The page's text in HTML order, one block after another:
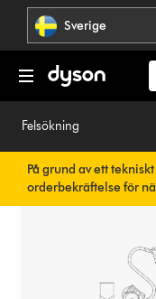
Hoppa
navigering
Sverige
Felsökning
På grund av ett
orderbekräftelse för
redan på en snabb